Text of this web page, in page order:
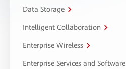
Data Storage
Intelligent Collaboration
Enterprise Wireless
Enterprise Services and Software